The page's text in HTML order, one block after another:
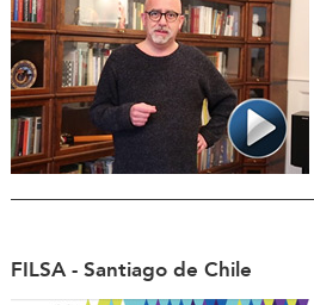
FILSA - Santiago de Chile